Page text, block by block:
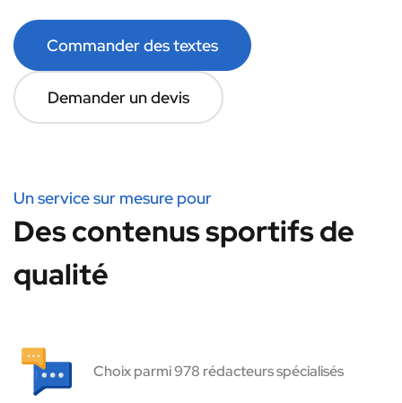
Commander des textes
Demander un devis
Un service sur mesure pour
Des contenus sportifs de
qualité
Choix parmi 978 rédacteurs spécialisés